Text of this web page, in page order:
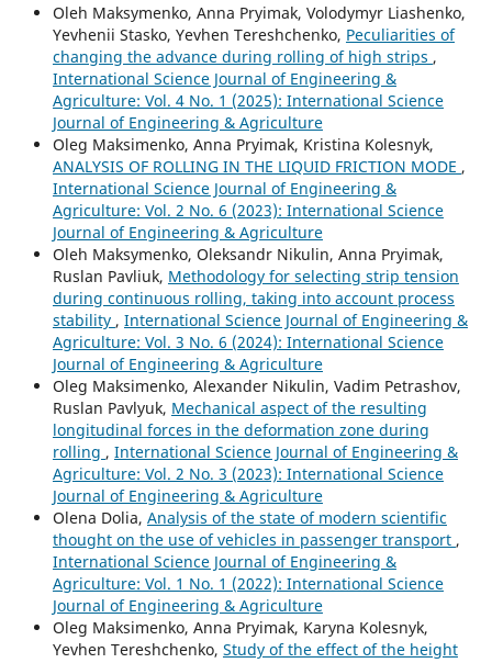
Oleh Maksymenko, Anna Pryimak, Volodymyr Liashenko,
Yevhenii Stasko, Yevhen Tereshchenko, Peculiarities of
changing the advance during rolling of high strips ,
International Science Journal of Engineering &
Agriculture: Vol. 4 No. 1 (2025): International Science
Journal of Engineering & Agriculture
Oleg Maksimenko, Anna Pryimak, Kristina Kolesnyk,
ANALYSIS OF ROLLING IN THE LIQUID FRICTION MODE ,
International Science Journal of Engineering &
Agriculture: Vol. 2 No. 6 (2023): International Science
Journal of Engineering & Agriculture
Oleh Maksymenko, Oleksandr Nikulin, Anna Pryimak,
Ruslan Pavliuk, Methodology for selecting strip tension
during continuous rolling, taking into account process
stability , International Science Journal of Engineering &
Agriculture: Vol. 3 No. 6 (2024): International Science
Journal of Engineering & Agriculture
Oleg Maksimenko, Alexander Nikulin, Vadim Petrashov,
Ruslan Pavlyuk, Mechanical aspect of the resulting
longitudinal forces in the deformation zone during
rolling , International Science Journal of Engineering &
Agriculture: Vol. 2 No. 3 (2023): International Science
Journal of Engineering & Agriculture
Olena Dolia, Analysis of the state of modern scientific
thought on the use of vehicles in passenger transport ,
International Science Journal of Engineering &
Agriculture: Vol. 1 No. 1 (2022): International Science
Journal of Engineering & Agriculture
Oleg Maksimenko, Anna Pryimak, Karyna Kolesnyk,
Yevhen Tereshchenko, Study of the effect of the height